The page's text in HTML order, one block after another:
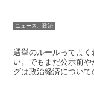
ニュース、政治
選挙のルールってよ
い。でもまだ公示前
グは政治経済につい